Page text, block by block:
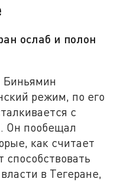
ослаб и полон
Биньямин
режим, по его
с
Он пообещал
как считает
способствовать
в Тегеране,